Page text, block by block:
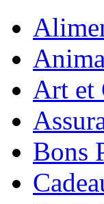
Art et
Bons